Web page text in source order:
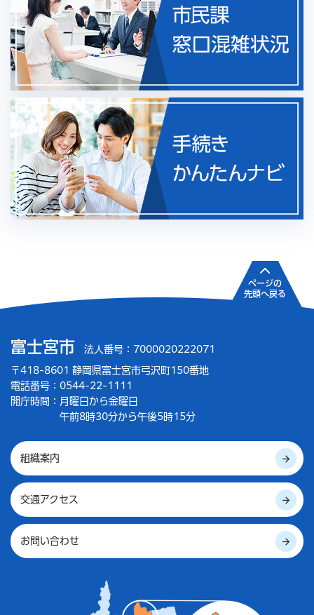
富士宮市 法人番号：7000020222071
〒418-8601 静岡県富士宮市弓沢町150番地
電話番号：0544-22-1111
開庁時間： 月曜日から金曜日
午前8時30分から午後5時15分
組織案内
交通アクセス
お問い合わせ
ページの
先頭へ戻る